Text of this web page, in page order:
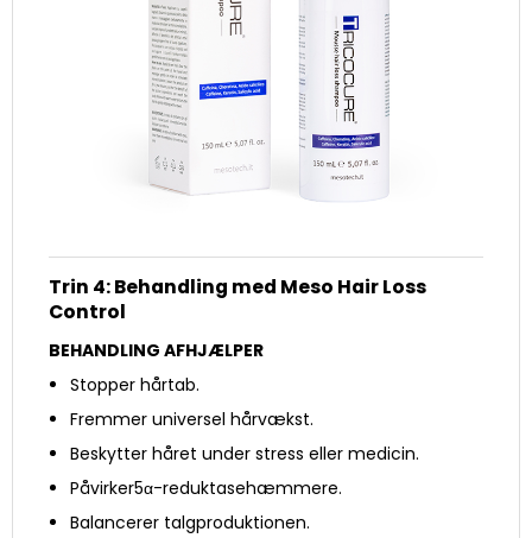
Trin 4: Behandling med Meso Hair Loss
Control
BEHANDLING AFHJÆLPER
Stopper hårtab.
Fremmer universel hårvækst.
Beskytter håret under stress eller medicin.
Påvirker5α-reduktasehæmmere.
Balancerer talgproduktionen.